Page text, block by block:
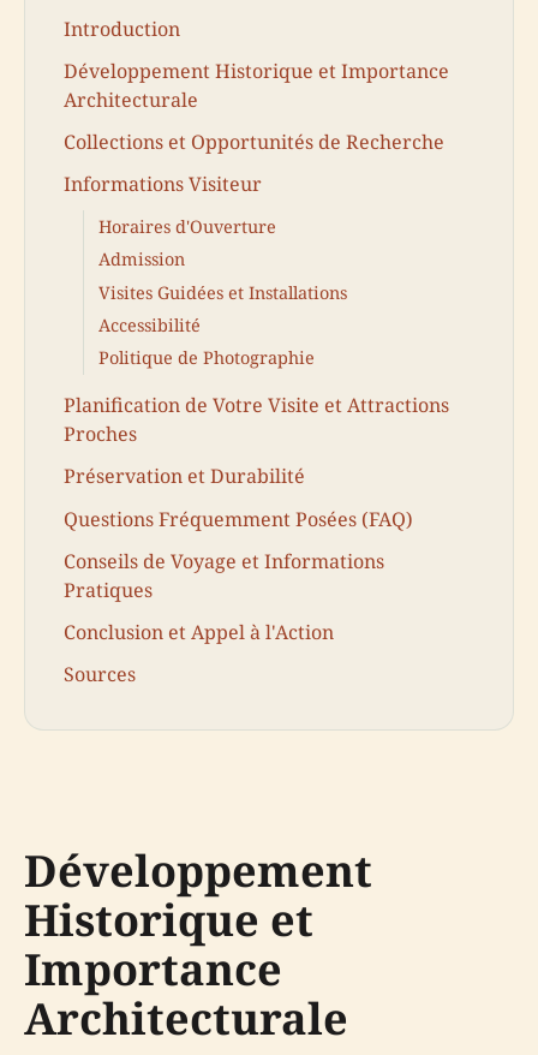
Introduction
Développement Historique et Importance
Architecturale
Collections et Opportunités de Recherche
Informations Visiteur
Horaires d'Ouverture
Admission
Visites Guidées et Installations
Accessibilité
Politique de Photographie
Planification de Votre Visite et Attractions
Proches
Préservation et Durabilité
Questions Fréquemment Posées (FAQ)
Conseils de Voyage et Informations
Pratiques
Conclusion et Appel à l'Action
Sources
Développement
Historique et
Importance
Architecturale